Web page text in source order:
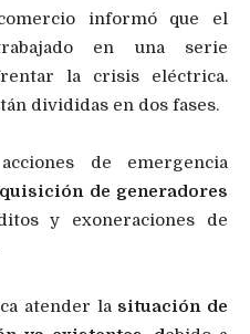
informó que el
en una serie
la crisis eléctrica.
divididas en dos fases.
de emergencia
de generadores
y exoneraciones de
atender la situación de